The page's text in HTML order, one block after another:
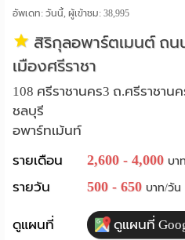
วัน
ลง
โฆษณา
ลง
ประกาศ
ฟรี
:
อัพเดท: วันนี้, ผู้เข้าชม:38,995
สิริกุลอพาร์ตเมนต์ ถน
เมืองศรีราชา
108 ศรีราชานคร3 ถ.ศรีราชาน
ชลบุรี
อพาร์ทเม้นท์
รายเดือน
2,600 - 4,000 บา
รายวัน 500 - 650 บาท/วัน
ดูแผนที่ ดูแผนที่